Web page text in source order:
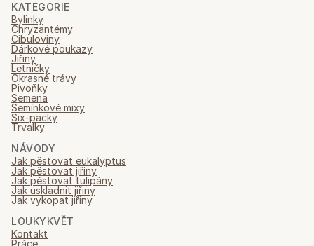
KATEGORIE
Bylinky
Chryzantémy
Cibuloviny
Dárkové poukazy
Jiřiny
Letničky
Okrasné trávy
Pivoňky
Semena
Semínkové mixy
Six-packy
Trvalky
NÁVODY
Jak pěstovat eukalyptus
Jak pěstovat jiřiny
Jak pěstovat tulipány
Jak uskladnit jiřiny
Jak vykopat jiřiny
LOUKYKVĚT
Kontakt
Práce